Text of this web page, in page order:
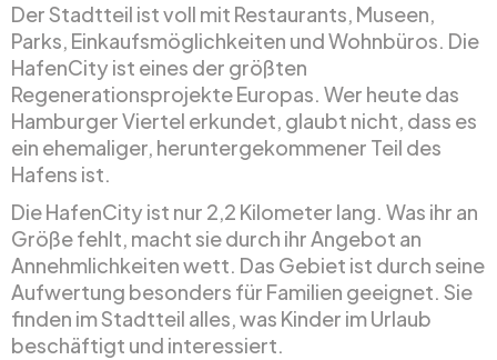
Der Stadtteil ist voll mit Restaurants, Museen,
Parks, Einkaufsmöglichkeiten und Wohnbüros. Die
HafenCity ist eines der größten
Regenerationsprojekte Europas. Wer heute das
Hamburger Viertel erkundet, glaubt nicht, dass es
ein ehemaliger, heruntergekommener Teil des
Hafens ist.
Die HafenCity ist nur 2,2 Kilometer lang. Was ihr an
Größe fehlt, macht sie durch ihr Angebot an
Annehmlichkeiten wett. Das Gebiet ist durch seine
Aufwertung besonders für Familien geeignet. Sie
finden im Stadtteil alles, was Kinder im Urlaub
beschäftigt und interessiert.